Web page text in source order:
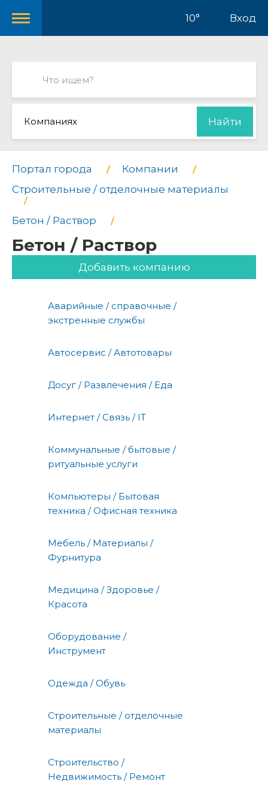
10° Вход
Компаниях Найти
Портал города
Компании
Строительные / отделочные материалы
Бетон / Раствор
Бетон / Раствор
Добавить компанию
Аварийные / справочные /
экстренные службы
Автосервис / Автотовары
Досуг / Развлечения / Еда
Интернет / Связь / IT
Коммунальные / бытовые /
ритуальные услуги
Компьютеры / Бытовая
техника / Офисная техника
Мебель / Материалы /
Фурнитура
Медицина / Здоровье /
Красота
Оборудование /
Инструмент
Одежда / Обувь
Строительные / отделочные
материалы
Строительство /
Недвижимость / Ремонт